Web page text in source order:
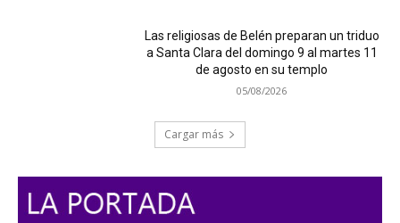
Las religiosas de Belén preparan un triduo
a Santa Clara del domingo 9 al martes 11
de agosto en su templo
05/08/2026
Cargar más